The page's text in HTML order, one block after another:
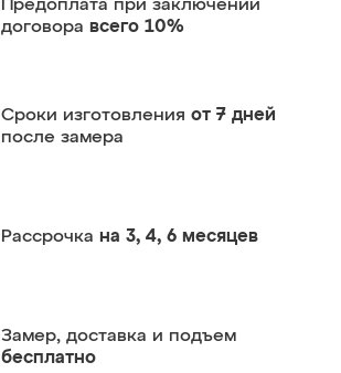
Предоплата при заключении
договора всего 10%
Сроки изготовления от 7 дней
после замера
Рассрочка на 3, 4, 6 месяцев
Замер, доставка и подъем
бесплатно